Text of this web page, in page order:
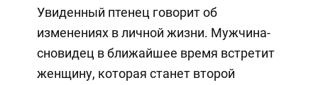
Увиденный птенец говорит об
изменениях в личной жизни. Мужчина-
сновидец в ближайшее время встретит
женщину, которая станет второй